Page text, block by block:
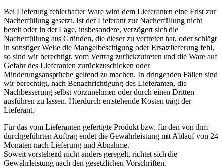
Bei Lieferung fehlerhafter Ware wird dem Lieferanten eine Frist zur
Nacherfüllung gesetzt. Ist der Lieferant zur Nacherfüllung nicht
bereit oder in der Lage, insbesondere, verzögert sich die
Nacherfüllung aus Gründen, die dieser zu vertreten hat, oder schlägt
in sonstiger Weise die Mangelbeseitigung oder Ersatzlieferung fehl,
so sind wir berechtigt, vom Vertrag zurückzutreten und die Ware auf
Gefahr des Lieferanten zurückzuschicken oder
Minderungsansprüche geltend zu machen. In dringenden Fällen sind
wir berechtigt, nach Benachrichtigung des Lieferanten, die
Nachbesserung selbst vorzunehmen oder durch einen Dritten
ausführen zu lassen. Hierdurch entstehende Kosten trägt der
Lieferant.
Für das vom Lieferanten gefertigte Produkt bzw. für den von ihm
durchgeführten Auftrag endet die Gewährleistung mit Ablauf von 24
Monaten nach Lieferung und Abnahme.
Soweit vorstehend nicht anders geregelt, richtet sich die
Gewährleistung nach den gesetzlichen Vorschriften.